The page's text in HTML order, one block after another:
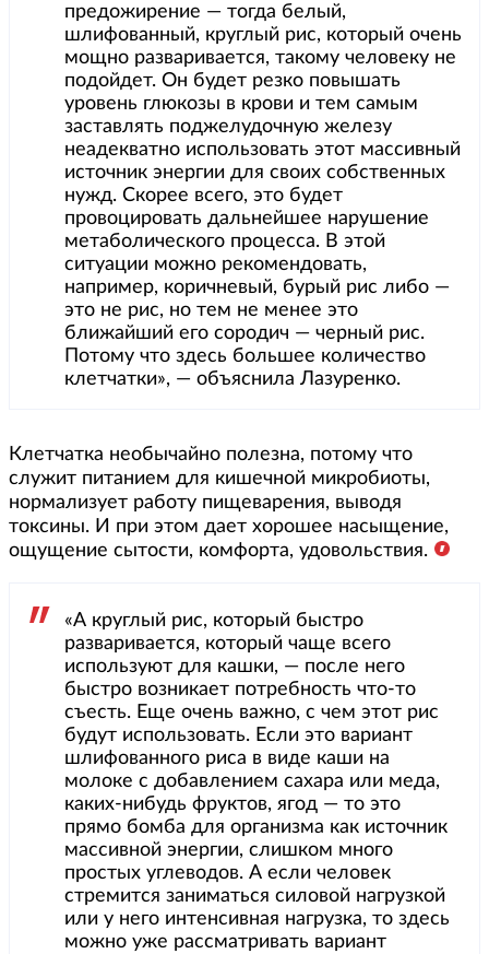
предожирение — тогда белый,
шлифованный, круглый рис, который очень
мощно разваривается, такому человеку не
подойдет. Он будет резко повышать
уровень глюкозы в крови и тем самым
заставлять поджелудочную железу
неадекватно использовать этот массивный
источник энергии для своих собственных
нужд. Скорее всего, это будет
провоцировать дальнейшее нарушение
метаболического процесса. В этой
ситуации можно рекомендовать,
например, коричневый, бурый рис либо —
это не рис, но тем не менее это
ближайший его сородич — черный рис.
Потому что здесь большее количество
клетчатки», — объяснила Лазуренко.
Клетчатка необычайно полезна, потому что
служит питанием для кишечной микробиоты,
нормализует работу пищеварения, выводя
токсины. И при этом дает хорошее насыщение,
ощущение сытости, комфорта, удовольствия.
«А круглый рис, который быстро
разваривается, который чаще всего
используют для кашки, — после него
быстро возникает потребность что-то
съесть. Еще очень важно, с чем этот рис
будут использовать. Если это вариант
шлифованного риса в виде каши на
молоке с добавлением сахара или меда,
каких-нибудь фруктов, ягод — то это
прямо бомба для организма как источник
массивной энергии, слишком много
простых углеводов. А если человек
стремится заниматься силовой нагрузкой
или у него интенсивная нагрузка, то здесь
можно уже рассматривать вариант